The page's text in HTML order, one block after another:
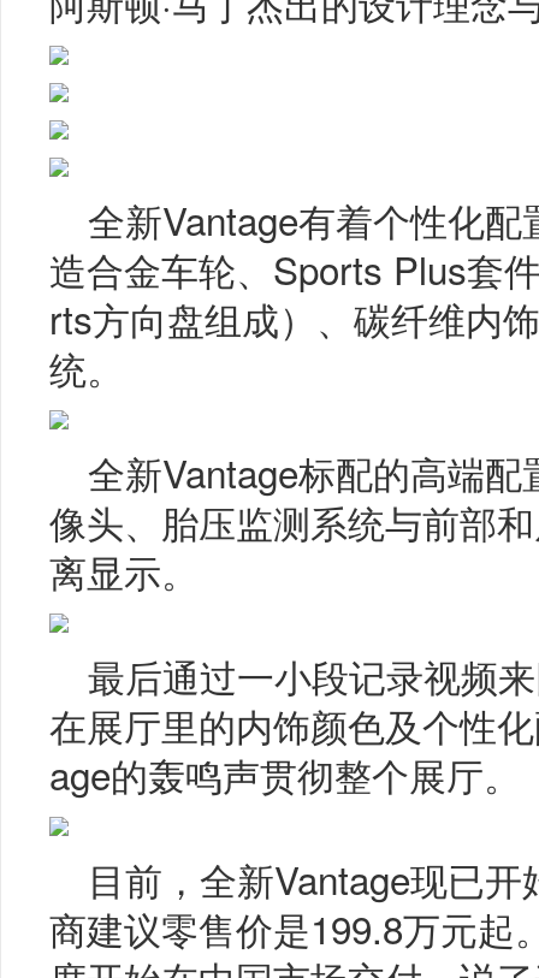
全新Vantage有着个性化
造合金车轮、Sports Plus套
rts方向盘组成）、碳纤维内
统。
全新Vantage标配的高端
像头、胎压监测系统与前部
离显示。
最后通过一小段记录视频
在展厅里的内饰颜色及个性
age的轰鸣声贯彻整个展厅。
目前，全新Vantage现已
商建议零售价是199.8万元起